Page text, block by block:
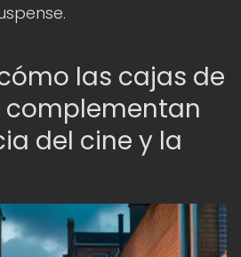
las cajas de
complementan
del cine y la